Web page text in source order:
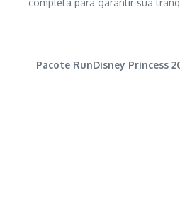
completa para garantir sua
Pacote RunDisney Princess